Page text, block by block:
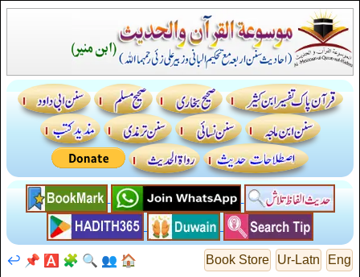
Eng
Ur-Latn
Book Store
🏠
👥
🔍
🧩
🅰️
📌
↩️